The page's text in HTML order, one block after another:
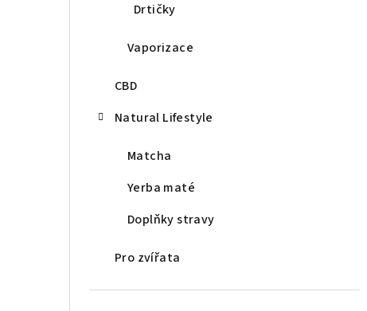
Drtičky
Vaporizace
CBD
Natural Lifestyle
Matcha
Yerba maté
Doplňky stravy
Pro zvířata